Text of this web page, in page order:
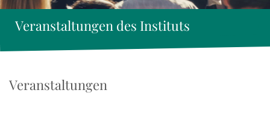
Veranstaltungen des Instituts
Veranstaltungen